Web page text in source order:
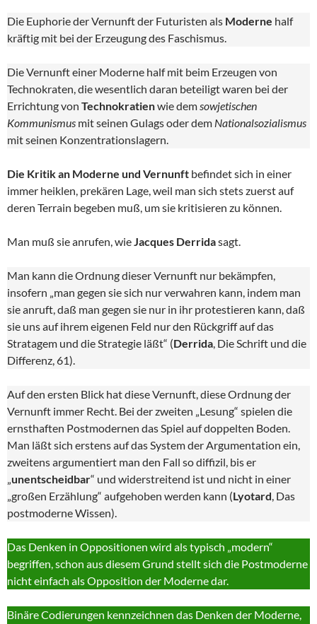
Die Euphorie der Vernunft der Futuristen als Moderne half
kräftig mit bei der Erzeugung des Faschismus.
Die Vernunft einer Moderne half mit beim Erzeugen von
Technokraten, die wesentlich daran beteiligt waren bei der
Errichtung von Technokratienwie demsowjetischen
Kommunismus mit seinen Gulags oder dem Nationalsozialismus
mit seinen Konzentrationslagern.
Die Kritik an Moderne und Vernunft befindet sich in einer
immer heiklen, prekären Lage, weil man sich stets zuerst auf
deren Terrain begeben muß, um sie kritisieren zu können.
Man muß sie anrufen, wieJacques Derridasagt.
Man kann die Ordnung dieser Vernunft nur bekämpfen,
insofern „man gegen sie sich nur verwahren kann, indem man
sie anruft, daß man gegen sie nur in ihr protestieren kann, daß
sie uns auf ihrem eigenen Feld nur den Rückgriff auf das
Stratagem und die Strategie läßt“ (Derrida, Die Schrift und die
Differenz, 61).
Auf den ersten Blick hat diese Vernunft, diese Ordnung der
Vernunft immer Recht. Bei der zweiten „Lesung“ spielen die
ernsthaften Postmodernen das Spiel auf doppelten Boden.
Man läßt sich erstens auf das System der Argumentation ein,
zweitens argumentiert man den Fall so diffizil, bis er
„unentscheidbar“ und widerstreitend ist und nicht in einer
„großen Erzählung“ aufgehoben werden kann (Lyotard, Das
postmoderne Wissen).
Das Denken in Oppositionen wird als typisch „modern“
begriffen, schon aus diesem Grund stellt sich die Postmoderne
nicht einfach als Opposition der Moderne dar.
Binäre Codierungen kennzeichnen das Denken der Moderne,